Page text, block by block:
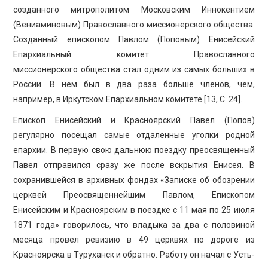
созданного митрополитом Московским Иннокентием
(Вениаминовым) Православного миссионерского общества.
Созданный епископом Павлом (Поповым) Енисейский
Епархиальный комитет Православного
миссионерского общества стал одним из самых больших в
России. В нем был в два раза больше членов, чем,
например, в Иркутском Епархиальном комитете [13, C. 24].
Епископ Енисейский и Красноярский Павел (Попов)
регулярно посещал самые отдаленные уголки родной
епархии. В первую свою дальнюю поездку преосвященный
Павел отправился сразу же после вскрытия Енисея. В
сохранившейся в архивных фондах «Записке об обозрении
церквей Преосвященнейшим Павлом, Епископом
Енисейским и Красноярским в поездке с 11 мая по 25 июля
1871 года» говорилось, что владыка за два с половиной
месяца провел ревизию в 49 церквях по дороге из
Красноярска в Туруханск и обратно. Работу он начал с Усть-